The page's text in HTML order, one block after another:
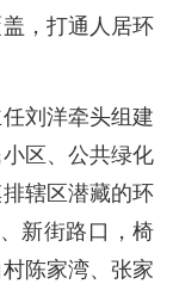
，打通人居环
刘洋牵头组建
区、公共绿化
辖区潜藏的环
新街路口，椅
陈家湾、张家